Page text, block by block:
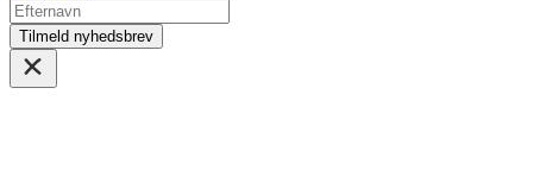
Tilmeld nyhedsbrev